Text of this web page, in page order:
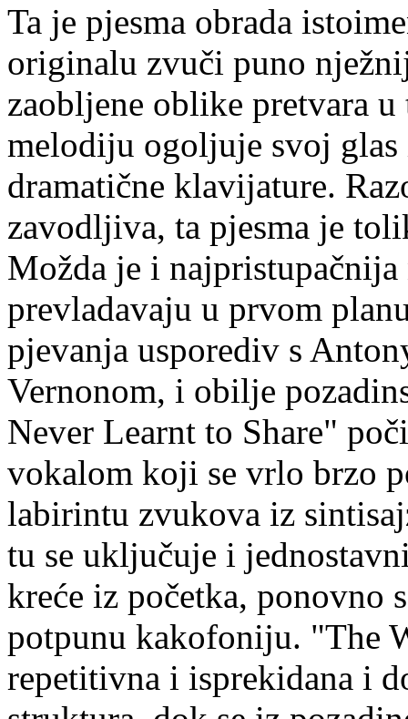
Ta je pjesma obrada
originalu zvuči puno
zaobljene oblike pretvara
melodiju ogoljuje svoj glas
dramatične klavijature.
zavodljiva, ta pjesma je
Možda je i
prevladavaju u prvom
pjevanja usporediv s
Vernonom, i obilje
Never Learnt to Share"
vokalom koji se vrlo brzo
labirintu zvukova iz
tu se uključuje i
kreće iz početka, ponovno
potpunu kakofoniju. "The
repetitivna i isprekidana i